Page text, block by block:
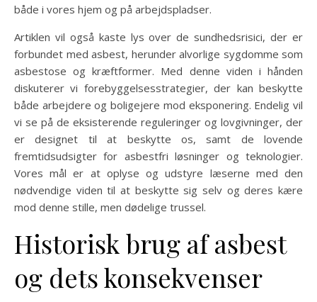
både i vores hjem og på arbejdspladser.
Artiklen vil også kaste lys over de sundhedsrisici, der er
forbundet med asbest, herunder alvorlige sygdomme som
asbestose og kræftformer. Med denne viden i hånden
diskuterer vi forebyggelsesstrategier, der kan beskytte
både arbejdere og boligejere mod eksponering. Endelig vil
vi se på de eksisterende reguleringer og lovgivninger, der
er designet til at beskytte os, samt de lovende
fremtidsudsigter for asbestfri løsninger og teknologier.
Vores mål er at oplyse og udstyre læserne med den
nødvendige viden til at beskytte sig selv og deres kære
mod denne stille, men dødelige trussel.
Historisk brug af asbest
og dets konsekvenser